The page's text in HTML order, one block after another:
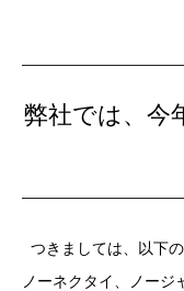
弊社では、今
つきましては、以下
ノーネクタイ、ノージ